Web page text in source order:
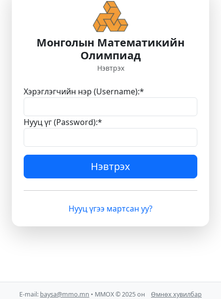
Монголын Математикийн
Олимпиад
Нэвтрэх
Хэрэглэгчийн нэр (Username):*
Нууц үг (Password):*
Нэвтрэх
Нууц үгээ мартсан уу?
E-mail: baysa@mmo.mn • ММОХ © 2025 он Өмнөх хувилбар